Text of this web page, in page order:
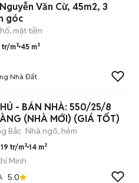
Văn Cừ, 45m2, 3
góc
mặt tiền
tr/m² 45 m²
Nhà Đất
- BÁN NHÀ: 550/25/8
(NHÀ MỚI) (GIÁ TỐT)
Bắc Nhà ngõ, hẻm
tr/m² 14 m²
Minh
5.0